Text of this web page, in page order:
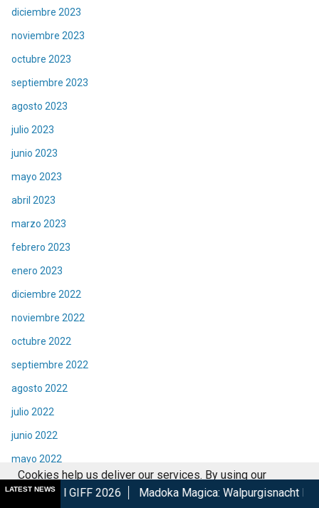
diciembre 2023
noviembre 2023
octubre 2023
septiembre 2023
agosto 2023
julio 2023
junio 2023
mayo 2023
abril 2023
marzo 2023
febrero 2023
enero 2023
diciembre 2022
noviembre 2022
octubre 2022
septiembre 2022
agosto 2022
julio 2022
junio 2022
mayo 2022
abril 2022
LATEST NEWS
2026 Madoka Magica: Walpurgisnacht Rising confirma su
Cookies help us deliver our services. By using our
services, you agree to our use of cookies.
Got it